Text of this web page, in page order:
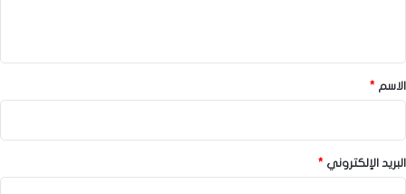
*الاسم *
البريد الإلكتروني *